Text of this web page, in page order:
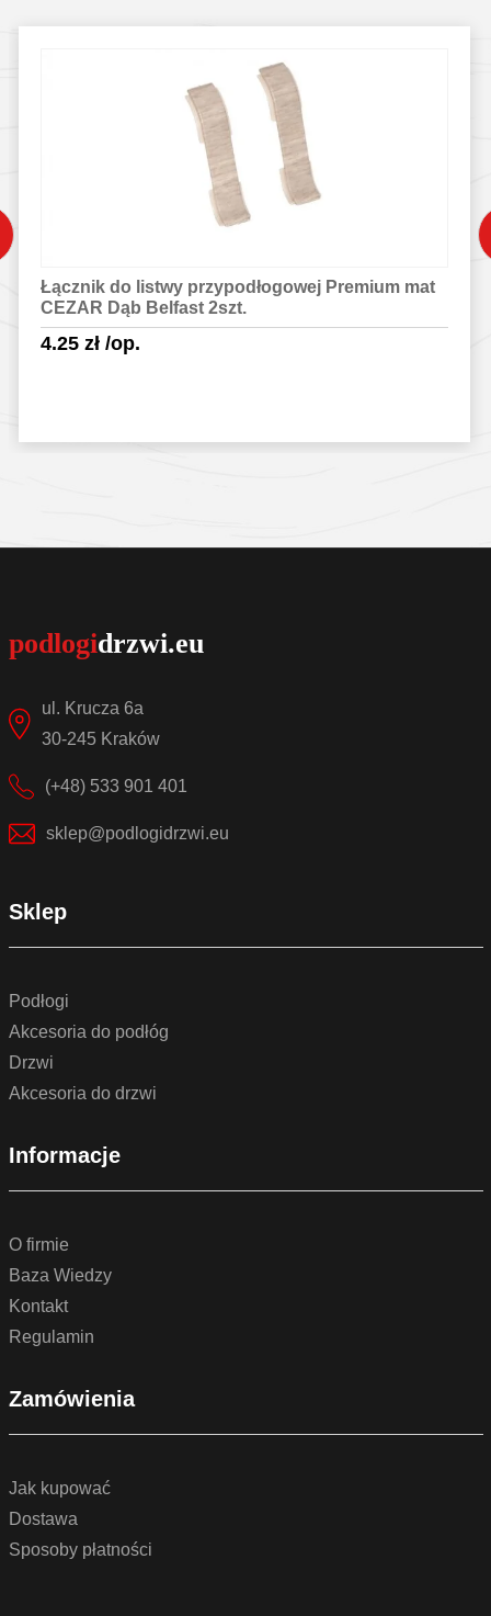
Łącznik do listwy przypodłogowej Premium mat
CEZAR Dąb Belfast 2szt.
4.25 zł/op.
ul. Krucza 6a
30-245 Kraków
(+48) 533 901 401
sklep@podlogidrzwi.eu
Sklep
Podłogi
Akcesoria do podłóg
Drzwi
Akcesoria do drzwi
Informacje
O firmie
Baza Wiedzy
Kontakt
Regulamin
Zamówienia
Jak kupować
Dostawa
Sposoby płatności